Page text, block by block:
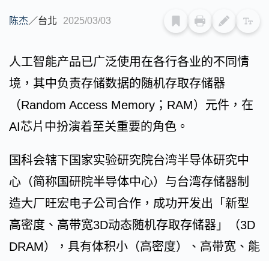
陈杰 ／台北 2025/03/03
人工智能产品已广泛使用在各行各业的不同情
境，其中负责存储数据的随机存取存储器
（Random Access Memory；RAM）元件，在
AI芯片中扮演着至关重要的角色。
国科会辖下国家实验研究院台湾半导体研究中
心（简称国研院半导体中心）与台湾存储器制
造大厂旺宏电子公司合作，成功开发出「新型
高密度、高带宽3D动态随机存取存储器」（3D
DRAM），具有体积小（高密度）、高带宽、能